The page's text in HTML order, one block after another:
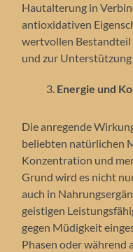
Hautalterung in
antioxidativen
wertvollen
und zur
Energie und
Die anregende
beliebten natürlichen
Konzentration und
Grund wird es nicht
auch in
geistigen
gegen Müdigkeit
Phasen oder während